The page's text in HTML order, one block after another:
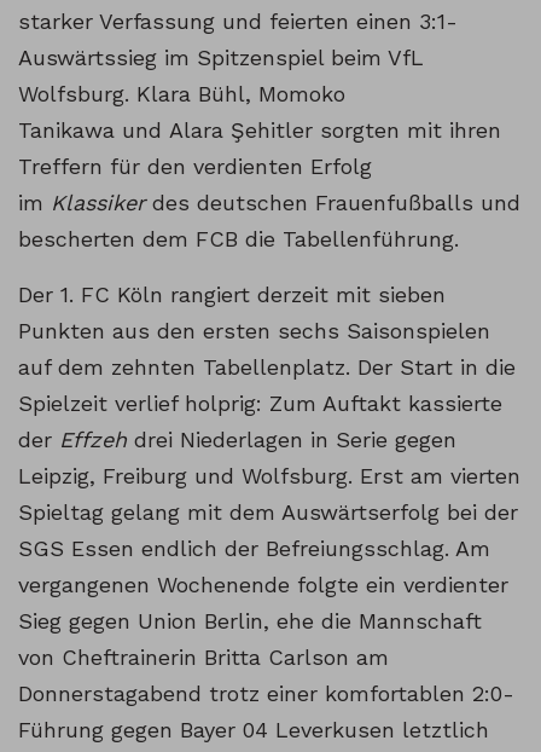
starker Verfassung und feierten einen 3:1-
Auswärtssieg im Spitzenspiel beim VfL
Wolfsburg. Klara Bühl, Momoko
Tanikawa und Alara Şehitler sorgten mit ihren
Treffern für den verdienten Erfolg
im Klassikerdes deutschen Frauenfußballs und
bescherten dem FCB die Tabellenführung.
Der 1. FC Köln rangiert derzeit mit sieben
Punkten aus den ersten sechs Saisonspielen
auf dem zehnten Tabellenplatz. Der Start in die
Spielzeit verlief holprig: Zum Auftakt kassierte
der Effzeh drei Niederlagen in Serie gegen
Leipzig, Freiburg und Wolfsburg. Erst am vierten
Spieltag gelang mit dem Auswärtserfolg bei der
SGS Essen endlich der Befreiungsschlag. Am
vergangenen Wochenende folgte ein verdienter
Sieg gegen Union Berlin, ehe die Mannschaft
von Cheftrainerin Britta Carlson am
Donnerstagabend trotz einer komfortablen 2:0-
Führung gegen Bayer 04 Leverkusen letztlich